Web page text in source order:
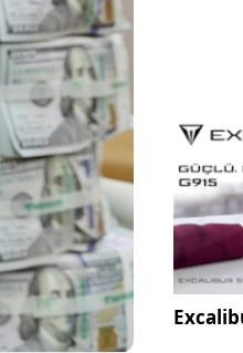
4 milyar 544
açık